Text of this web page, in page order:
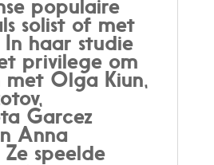
populaire
solist of met
In haar studie
privilege om
met Olga Kiun,
Garcez
Anna
Ze speelde